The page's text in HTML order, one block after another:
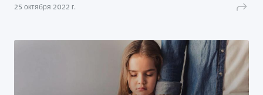
25 октября 2022 г.